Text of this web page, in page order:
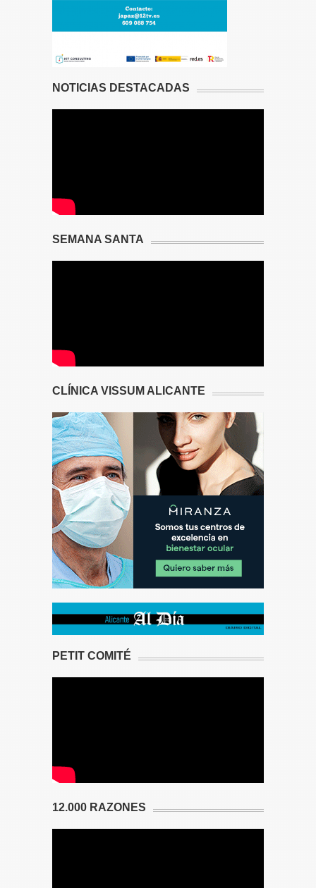
NOTICIAS DESTACADAS
SEMANA SANTA
CLÍNICA VISSUM ALICANTE
PETIT COMITÉ
12.000 RAZONES